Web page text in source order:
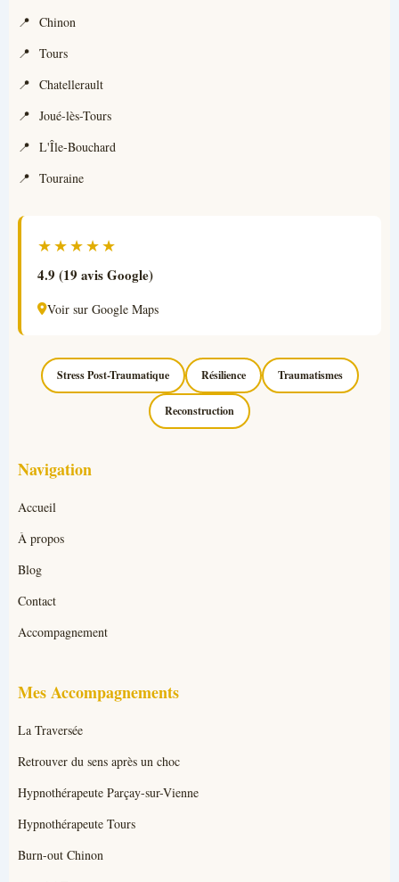
Chinon
Tours
Chatellerault
Joué-lès-Tours
L'Île-Bouchard
Touraine
★★★★★
4.9 (19 avis Google)
Voir sur Google Maps
Stress Post-Traumatique Résilience Traumatismes
Reconstruction
Navigation
Accueil
À propos
Blog
Contact
Accompagnement
Mes Accompagnements
La Traversée
Retrouver du sens après un choc
Hypnothérapeute Parçay-sur-Vienne
Hypnothérapeute Tours
Burn-out Chinon